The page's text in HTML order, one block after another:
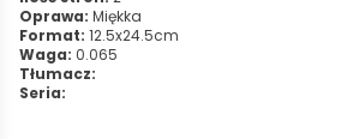
Oprawa: Miękka
Format: 12.5x24.5cm
Waga: 0.065
Tłumacz:
Seria: